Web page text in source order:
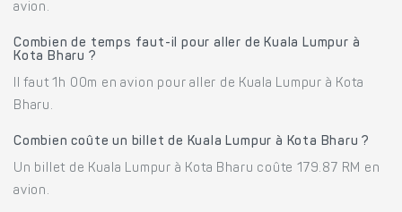
avion.
Combien de temps faut-il pour aller de Kuala Lumpur à
Kota Bharu ?
Il faut 1h 00m en avion pour aller de Kuala Lumpur à Kota
Bharu.
Combien coûte un billet de Kuala Lumpur à Kota Bharu ?
Un billet de Kuala Lumpur à Kota Bharu coûte 179.87 RM en
avion.